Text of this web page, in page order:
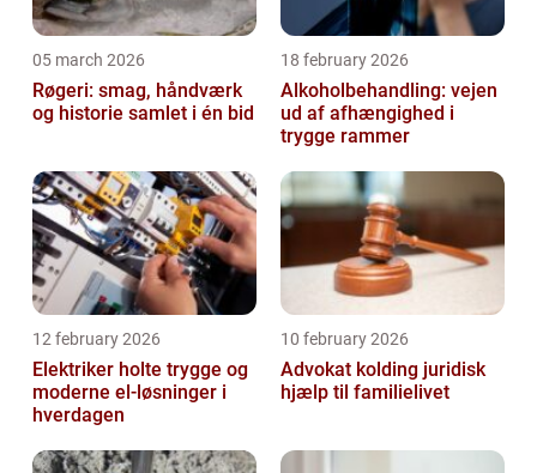
05 march 2026
Røgeri: smag, håndværk
og historie samlet i én bid
18 february 2026
Alkoholbehandling: vejen
ud af afhængighed i
trygge rammer
12 february 2026
Elektriker holte trygge og
moderne el-løsninger i
hverdagen
10 february 2026
Advokat kolding juridisk
hjælp til familielivet